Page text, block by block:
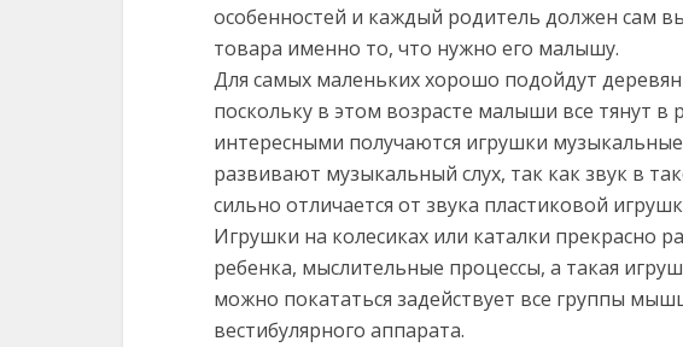
особенностей и каждый родитель должен сам
товара именно то, что нужно его малышу.
Для самых маленьких хорошо подойдут
поскольку в этом возрасте малыши все тянут в
интересными получаются игрушки
развивают музыкальный слух, так как звук в
сильно отличается от звука пластиковой
Игрушки на колесиках или каталки прекрасно
ребенка, мыслительные процессы, а такая
можно покататься задействует все группы
вестибулярного аппарата.